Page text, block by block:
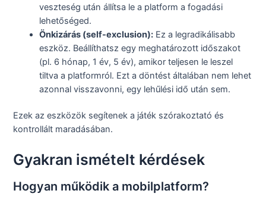
veszteség után állítsa le a platform a fogadási
lehetőséged.
Önkizárás (self-exclusion): Ez a legradikálisabb
eszköz. Beállíthatsz egy meghatározott időszakot
(pl. 6 hónap, 1 év, 5 év), amikor teljesen le leszel
tiltva a platformról. Ezt a döntést általában nem lehet
azonnal visszavonni, egy lehűlési idő után sem.
Ezek az eszközök segítenek a játék szórakoztató és
kontrollált maradásában.
Gyakran ismételt kérdések
Hogyan működik a mobilplatform?